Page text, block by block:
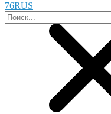
76RUS